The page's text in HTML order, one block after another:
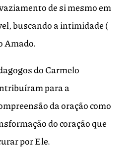
de si mesmo em
buscando a intimidade (
Amado.
do Carmelo
para a
da oração como
do coração que
por Ele.